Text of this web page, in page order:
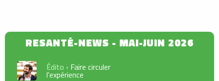
Édito › Faire circuler
l'expérience